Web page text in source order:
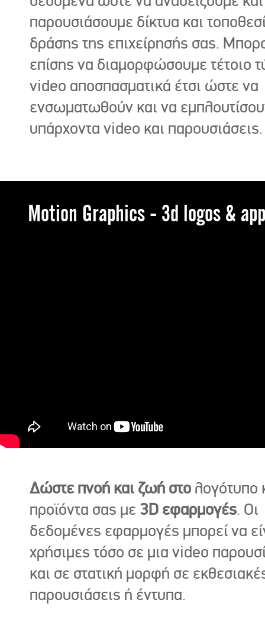
παρουσιάσουμε δίκτυα και
δράσης της επιχείρησής σας.
επίσης να διαμορφώσουμε τέτοιο
video αποσπασματικά έτσι ώστε να
ενσωματωθούν και να
υπάρχοντα video και παρουσιάσεις.
Motion Graphics - 3d logos &
Δώστε πνοή και ζωή στο λογότυπο
προϊόντα σας με 3D εφαρμογές. Οι
δεδομένες εφαρμογές μπορεί να
χρήσιμες τόσο σε μια video
και σε στατική μορφή σε
παρουσιάσεις ή έντυπα.